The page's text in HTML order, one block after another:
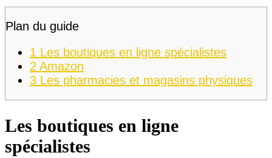
Plan du guide
1 Les boutiques en ligne spécialistes
2 Amazon
3 Les pharmacies et magasins physiques
Les boutiques en ligne
spécialistes